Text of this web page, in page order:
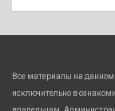
Все материалы на данном
исключительно в